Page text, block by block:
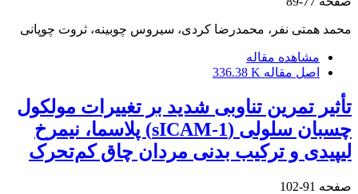
محمد همتی نفر، محمدرضا کردی، سیروس چوبینه، ثروت چوپانی
مشاهده مقاله
اصل مقاله 336.38 K
تأثیر تمرین تناوبی شدید بر تغییرات مولکول
چسبان سلولی (sICAM-1) پلاسما، نیمرخ
لیپیدی و ترکیب بدنی مردان چاق کم‌تحرک
صفحه 91-102